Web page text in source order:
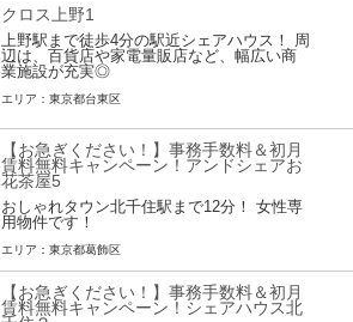
クロス上野1
上野駅まで徒歩4分の駅近シェアハウス！ 周
辺は、百貨店や家電量販店など、幅広い商
業施設が充実◎
エリア：東京都台東区
【お急ぎください！】事務手数料＆初月
賃料無料キャンペーン！アンドシェアお
花茶屋5
おしゃれタウン北千住駅まで12分！ 女性専
用物件です！
エリア：東京都葛飾区
【お急ぎください！】事務手数料＆初月
賃料無料キャンペーン！シェアハウス北